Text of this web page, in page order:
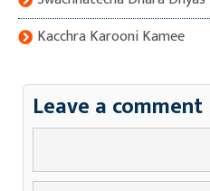
Kacchra Karooni Kamee
Leave a comment